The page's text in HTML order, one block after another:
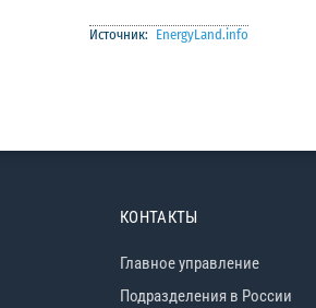
Источник: EnergyLand.info
КОНТАКТЫ
Главное управление
Подразделения в России